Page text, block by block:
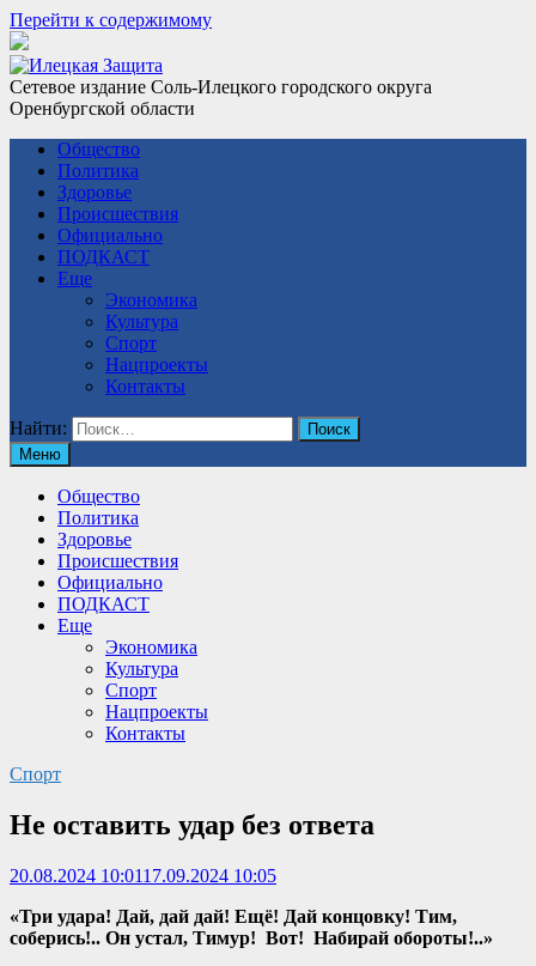
Перейти к содержимому
Сетевое издание Соль-Илецкого городского округа
Оренбургской области
Общество
Политика
Здоровье
Происшествия
Официально
ПОДКАСТ
Еще
Экономика
Культура
Спорт
Нацпроекты
Контакты
Найти:
Меню
Общество
Политика
Здоровье
Происшествия
Официально
ПОДКАСТ
Еще
Экономика
Культура
Спорт
Нацпроекты
Контакты
Спорт
Не оставить удар без ответа
20.08.2024 10:0117.09.2024 10:05
«Три удара! Дай, дай дай! Ещё! Дай концовку! Тим,
соберись!.. Он устал, Тимур! Вот! Набирай обороты!..»